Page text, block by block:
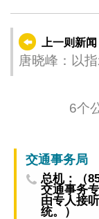
上一则新闻
唐晓峰：以
6个
交通事务局
总机：（
交通事务
由专人接
统。）